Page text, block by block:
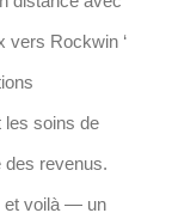
vers Rockwin ‘
les soins de
des revenus.
et voilà — un